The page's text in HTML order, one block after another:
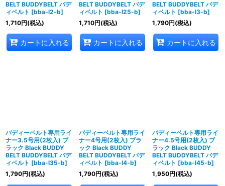
BELT BUDDYBELT バデ
ィベルト [bba-l2-b]
1,710円(税込)
カートに入れる
BELT BUDDYBELT バデ
ィベルト [bba-l25-b]
1,710円(税込)
カートに入れる
BELT BUDDYBELT バデ
ィベルト [bba-l3-b]
1,790円(税込)
カートに入れる
バディーベルト専用ライ
ナー3.5号用(2枚入) ブ
ラック Black BUDDY
BELT BUDDYBELT バデ
ィベルト [bba-l35-b]
1,790円(税込)
バディーベルト専用ライ
ナー4号用(2枚入) ブラ
ック Black BUDDY
BELT BUDDYBELT バデ
ィベルト [bba-l4-b]
1,790円(税込)
バディーベルト専用ライ
ナー4.5号用(2枚入) ブ
ラック Black BUDDY
BELT BUDDYBELT バデ
ィベルト [bba-l45-b]
1,950円(税込)